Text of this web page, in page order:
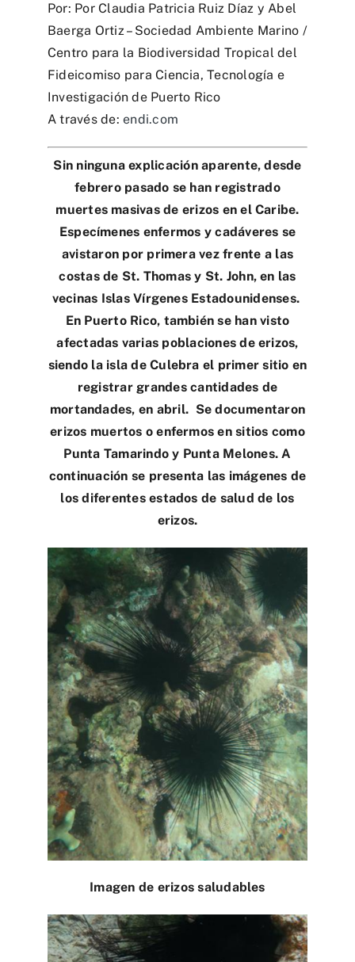
Por: Por Claudia Patricia Ruiz Díaz y Abel
Baerga Ortiz – Sociedad Ambiente Marino /
Centro para la Biodiversidad Tropical del
Fideicomiso para Ciencia, Tecnología e
Investigación de Puerto Rico
A través de:endi.com
Sin ninguna explicación aparente, desde
febrero pasado se han registrado
muertes masivas de erizos en el Caribe.
Especímenes enfermos y cadáveres se
avistaron por primera vez frente a las
costas de St. Thomas y St. John, en las
vecinas Islas Vírgenes Estadounidenses.
En Puerto Rico, también se han visto
afectadas varias poblaciones de erizos,
siendo la isla de Culebra el primer sitio en
registrar grandes cantidades de
mortandades, en abril. Se documentaron
erizos muertos o enfermos en sitios como
Punta Tamarindo y Punta Melones.A
continuación se presenta las imágenes de
los diferentes estados de salud de los
erizos.
Imagen de erizos saludables